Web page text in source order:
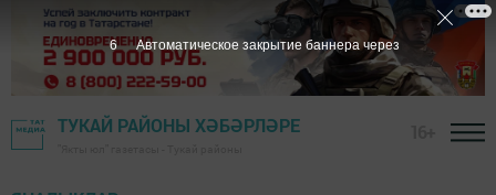
ТУКАЙ РАЙОНЫ ХӘБӘРЛӘРЕ
5 Автоматическое закрытие баннера через